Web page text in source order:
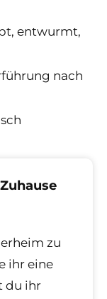
entwurmt,
nach
zu
ihr eine
du ihr